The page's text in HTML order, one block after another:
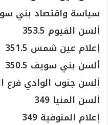
سياسة واقتصاد بني سويف
ألسن الفيوم 353.5
إعلام عين شمس 351.5
ألسن بني سويف 350.5
ألسن جنوب الوادي فرع
ألسن المنيا 349
إعلام المنوفية 349